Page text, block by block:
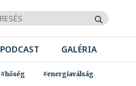
PODCAST GALÉRIA
#hőség #energiaválság